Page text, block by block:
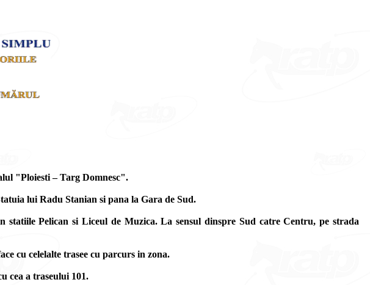
"Ploiesti – Targ Domnesc".
lui Radu Stanian si pana la Gara de Sud.
Pelican si Liceul de Muzica. La sensul dinspre Sud catre Centru, pe strada
cu celelalte trasee cu parcurs in zona.
cea a traseului 101.